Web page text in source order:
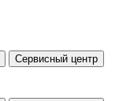
Сервисный центр